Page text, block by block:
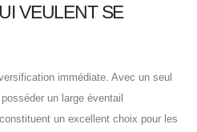
VEULENT SE
immédiate. Avec un seul
un large éventail
un excellent choix pour les